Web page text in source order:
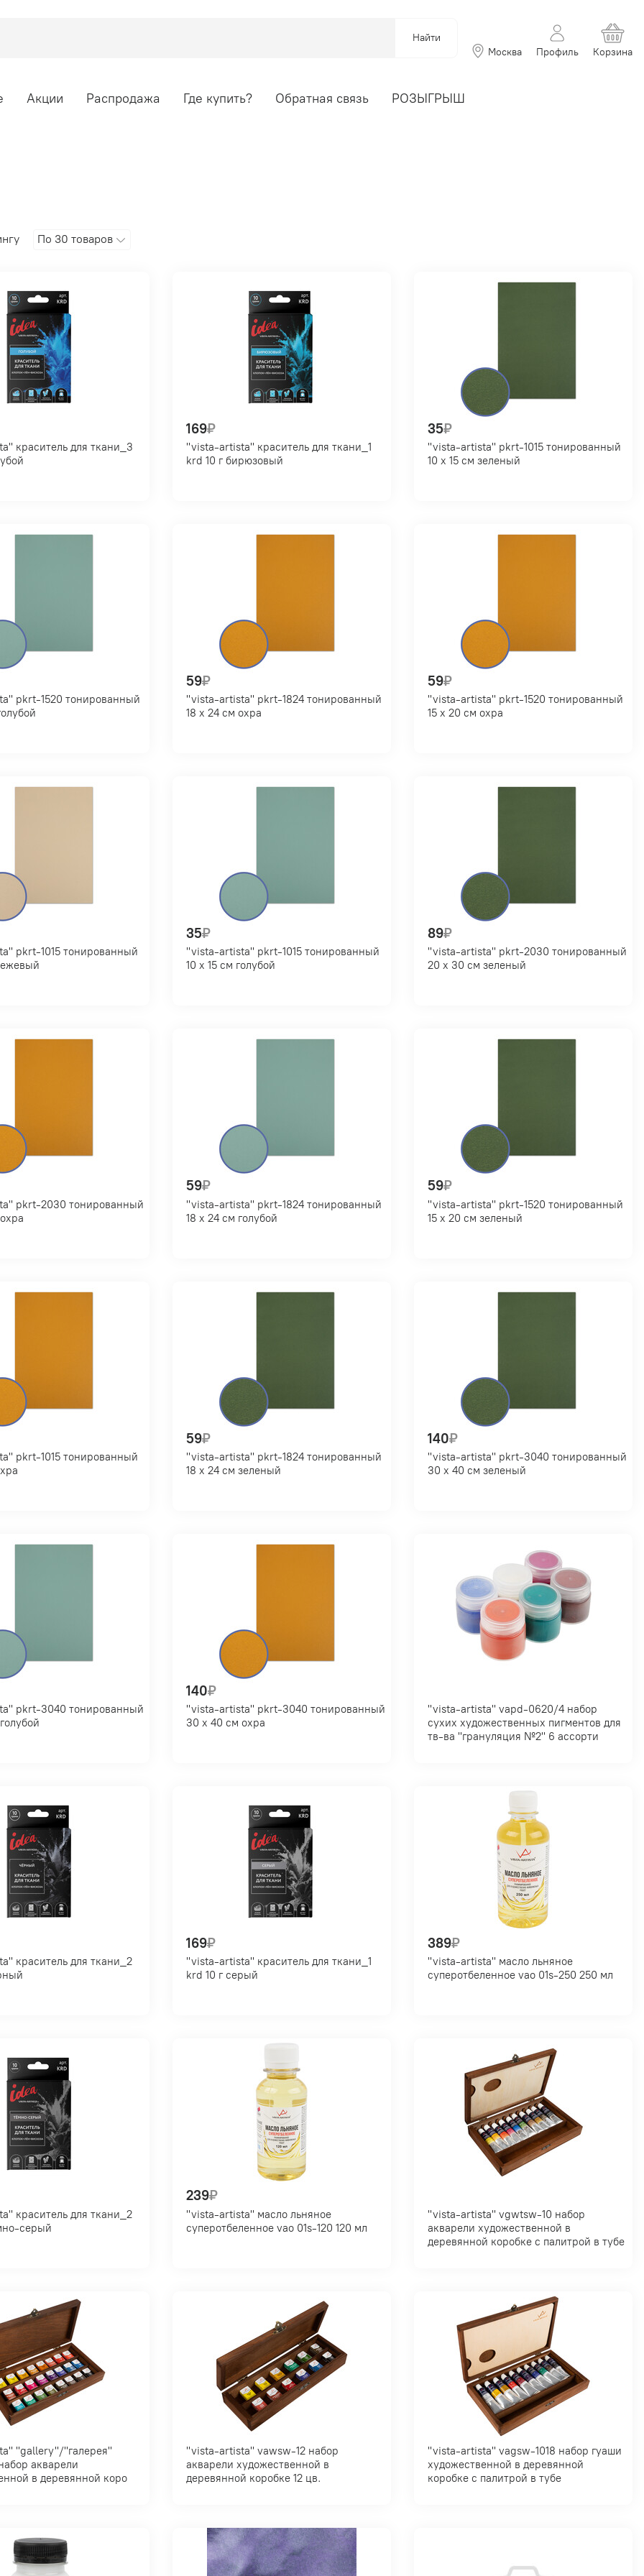
Найти
Москва
Профиль Корзина
Акции Распродажа Где купить? Обратная связь РОЗЫГРЫШ
По 30 товаров
169₽
"vista-artista" краситель для ткани_1
krd 10 г бирюзовый
35₽
"vista-artista" pkrt-1015 тонированный
10 х 15 см зеленый
голубой
59₽
"vista-artista" pkrt-1824 тонированный
18 х 24 см охра
59₽
"vista-artista" pkrt-1520 тонированный
15 х 20 см охра
бежевый
35₽
"vista-artista" pkrt-1015 тонированный
10 х 15 см голубой
89₽
"vista-artista" pkrt-2030 тонированный
20 х 30 см зеленый
охра
59₽
"vista-artista" pkrt-1824 тонированный
18 х 24 см голубой
59₽
"vista-artista" pkrt-1520 тонированный
15 х 20 см зеленый
59₽
"vista-artista" pkrt-1824 тонированный
18 х 24 см зеленый
140₽
"vista-artista" pkrt-3040 тонированный
30 х 40 см зеленый
голубой
140₽
"vista-artista" pkrt-3040 тонированный
30 х 40 см охра
"vista-artista" vapd-0620/4 набор
сухих художественных пигментов для
тв-ва "грануляция №2" 6 ассорти
169₽
"vista-artista" краситель для ткани_1
krd 10 г серый
389₽
"vista-artista" масло льняное
суперотбеленное vao 01s-250 250 мл
серый
239₽
"vista-artista" масло льняное
суперотбеленное vao 01s-120 120 мл
"vista-artista" vgwtsw-10 набор
акварели художественной в
деревянной коробке с палитрой в тубе
в деревянной коро
"vista-artista" vawsw-12 набор
акварели художественной в
деревянной коробке 12 цв.
"vista-artista" vagsw-1018 набор гуаши
художественной в деревянной
коробке с палитрой в тубе